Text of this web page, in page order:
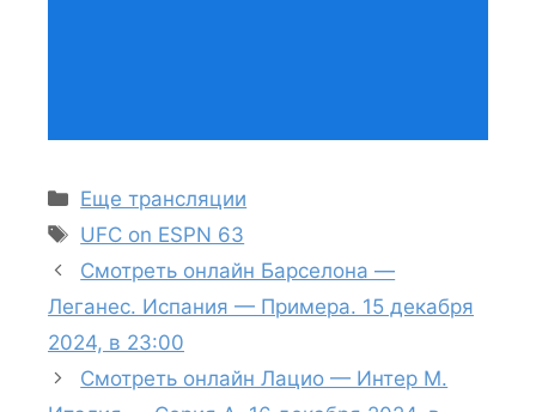
Рубрики
Еще трансляции
Метки
UFC on ESPN 63
Смотреть онлайн Барселона —
Леганес. Испания — Примера. 15 декабря
2024, в 23:00
Смотреть онлайн Лацио — Интер М.